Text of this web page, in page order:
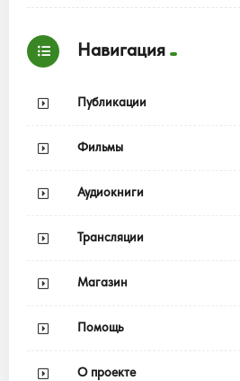
Навигация
Публикации
Фильмы
Аудиокниги
Трансляции
Магазин
Помощь
О проекте